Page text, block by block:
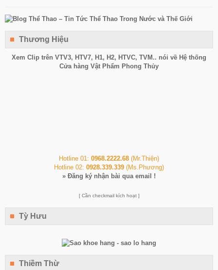
Thương Hiệu
Xem Clip trên VTV3, HTV7, H1, H2, HTVC, TVM.. nói về Hệ thống
Cửa hàng Vật Phẩm Phong Thủy
Hotline 01: 0968.2222.68 (Mr.Thiện)
Hotline 02: 0928.339.339 (Ms.Phương)
» Đăng ký nhận bài qua email !
[ Cần checkmail kích hoạt ]
Tỳ Hưu
Thiềm Thừ